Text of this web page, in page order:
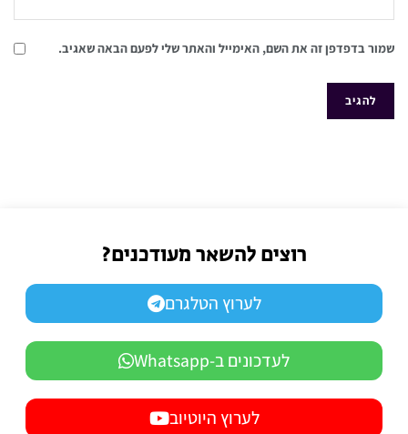
שמור בדפדפן זה את השם, האימייל והאתר שלי לפעם הבאה שאגיב.
רוצים להשאר מעודכנים?
לערוץ הטלגרם
לעדכונים ב-Whatsapp
לערוץ היוטיוב